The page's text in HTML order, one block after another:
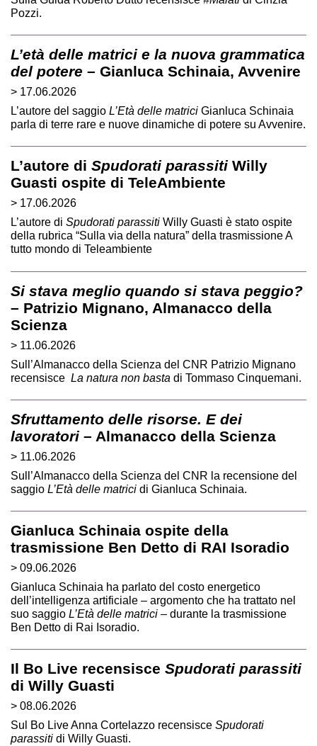
Pozzi.
L’età delle matrici e la nuova grammatica
del potere – Gianluca Schinaia, Avvenire
> 17.06.2026
L’autore del saggio L’Età delle matrici Gianluca Schinaia
parla di terre rare e nuove dinamiche di potere su Avvenire.
L’autore di Spudorati parassiti Willy
Guasti ospite di TeleAmbiente
> 17.06.2026
L’autore di Spudorati parassiti Willy Guasti è stato ospite
della rubrica “Sulla via della natura” della trasmissione A
tutto mondo di Teleambiente
Si stava meglio quando si stava peggio?
– Patrizio Mignano, Almanacco della
Scienza
> 11.06.2026
Sull’Almanacco della Scienza del CNR Patrizio Mignano
recensisce La natura non basta di Tommaso Cinquemani.
Sfruttamento delle risorse. E dei
lavoratori – Almanacco della Scienza
> 11.06.2026
Sull’Almanacco della Scienza del CNR la recensione del
saggio L’Età delle matrici di Gianluca Schinaia.
Gianluca Schinaia ospite della
trasmissione Ben Detto di RAI Isoradio
> 09.06.2026
Gianluca Schinaia ha parlato del costo energetico
dell’intelligenza artificiale – argomento che ha trattato nel
suo saggio L’Età delle matrici – durante la trasmissione
Ben Detto di Rai Isoradio.
Il Bo Live recensisce Spudorati parassiti
di Willy Guasti
> 08.06.2026
Sul Bo Live Anna Cortelazzo recensisce Spudorati
parassiti di Willy Guasti.